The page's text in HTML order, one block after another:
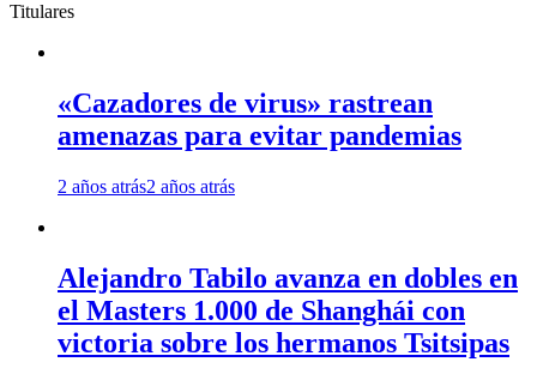
Titulares
«Cazadores de virus» rastrean
amenazas para evitar pandemias
2 años atrás2 años atrás
Alejandro Tabilo avanza en dobles en
el Masters 1.000 de Shanghái con
victoria sobre los hermanos Tsitsipas